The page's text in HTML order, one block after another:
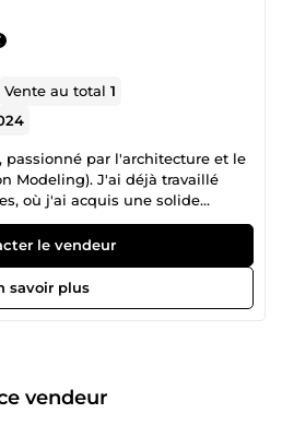
Vente au total1
passionné par l'architecture et le
Modeling). J'ai déjà travaillé
où j'ai acquis une solide
modélisation de bâtiments. En
spécialisé en génie civil, je
dans la modélisation
(BIM). Mon rôle principal
Modélisateur, Coordinateur et
le vendeur
savoir plus
vendeur